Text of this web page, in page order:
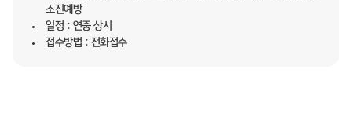
소진예방
일정 : 연중 상시
접수방법 : 전화접수